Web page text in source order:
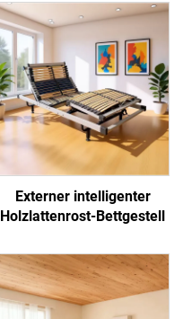
Externer intelligenter
Holzlattenrost-Bettgestell